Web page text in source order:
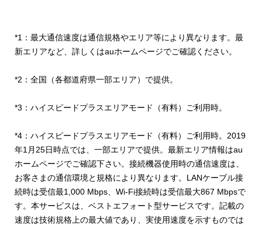
*1：最大通信速度は通信規格やエリア等により異なります。最
新エリアなど、詳しくはauホームページでご確認ください。
*2：全国（各都道府県一部エリア）で提供。
*3：ハイスピードプラスエリアモード（有料）ご利用時。
*4：ハイスピードプラスエリアモード（有料）ご利用時。2019
年1月25日時点では、一部エリアで提供。最新エリア情報はau
ホームページでご確認下さい。接続機器使用時の通信速度は、
お客さまの通信環境と規格により異なります。LANケーブル接
続時は受信最1,000 Mbps、Wi-Fi接続時は受信最大867 Mbpsで
す。本サービスは、ベストエフォート型サービスです。記載の
速度は技術規格上の最⼤値であり、実使⽤速度を⽰すものでは